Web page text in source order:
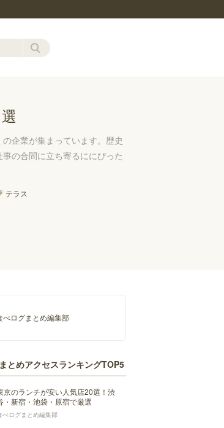
企業が集まっています。歴史
の合間に立ち寄るににぴった
テラス
べログまとめ編集部
とめアクセスランキングTOP5
京のランチが安い人気店20選！渋
・新宿・池袋・原宿で厳選
べログまとめ編集部